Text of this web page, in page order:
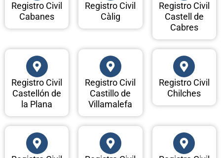
Registro Civil
Cabanes
Registro Civil
Càlig
Registro Civil
Castell de
Cabres
Registro Civil
Castellón de
la Plana
Registro Civil
Castillo de
Villamalefa
Registro Civil
Chilches